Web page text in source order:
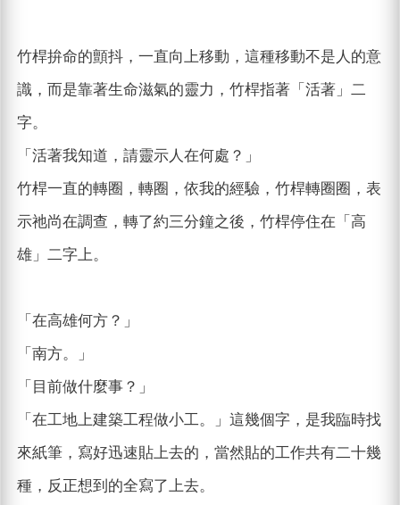
竹桿拚命的顫抖，一直向上移動，這種移動不是人的意
識，而是靠著生命滋氣的靈力，竹桿指著「活著」二
字。
「活著我知道，請靈示人在何處？」
竹桿一直的轉圈，轉圈，依我的經驗，竹桿轉圈圈，表
示祂尚在調查，轉了約三分鐘之後，竹桿停住在「高
雄」二字上。
「在高雄何方？」
「南方。」
「目前做什麼事？」
「在工地上建築工程做小工。」這幾個字，是我臨時找
來紙筆，寫好迅速貼上去的，當然貼的工作共有二十幾
種，反正想到的全寫了上去。